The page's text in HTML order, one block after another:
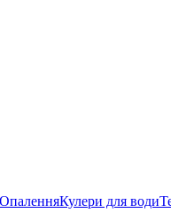
ОпаленняКулери для води